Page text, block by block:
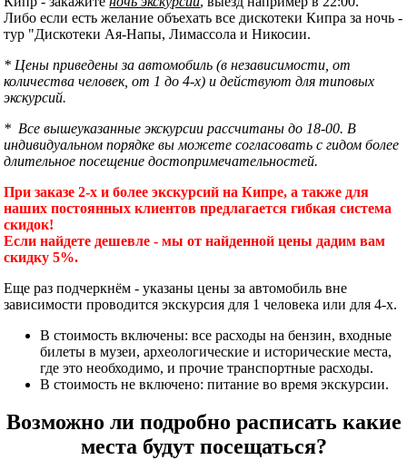
Либо если есть желание объехать все дискотеки Кипра за ночь -
тур "Дискотеки Ая-Напы, Лимассола и Никосии.
* Цены приведены за автомобиль (в независимости, от
количества человек, от 1 до 4-х) и действуют для типовых
экскурсий.
* Все вышеуказанные экскурсии рассчитаны до 18-00. В
индивидуальном порядке вы можете согласовать с гидом более
длительное посещение достопримечательностей.
При заказе 2-х и более экскурсий на Кипре, а также для
наших постоянных клиентов предлагается гибкая система
скидок!
Если найдете дешевле - мы от найденной цены дадим вам
скидку 5%.
Еще раз подчеркнём - указаны цены за автомобиль вне
зависимости проводится экскурсия для 1 человека или для 4-х.
В стоимость включены: все расходы на бензин, входные
билеты в музеи, археологические и исторические места,
где это необходимо, и прочие транспортные расходы.
В стоимость не включено: питание во время экскурсии.
Возможно ли подробно расписать какие
места будут посещаться?